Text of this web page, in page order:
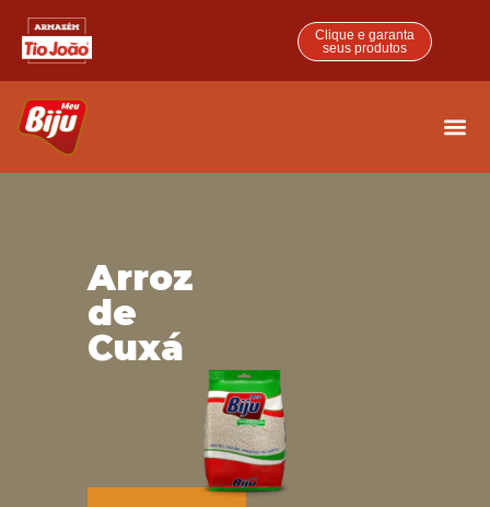
Clique e garanta
seus produtos
Arroz
de
Cuxá